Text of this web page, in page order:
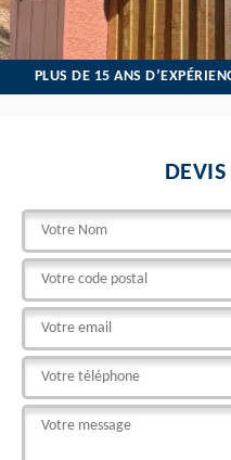
PLUS DE 15 ANS